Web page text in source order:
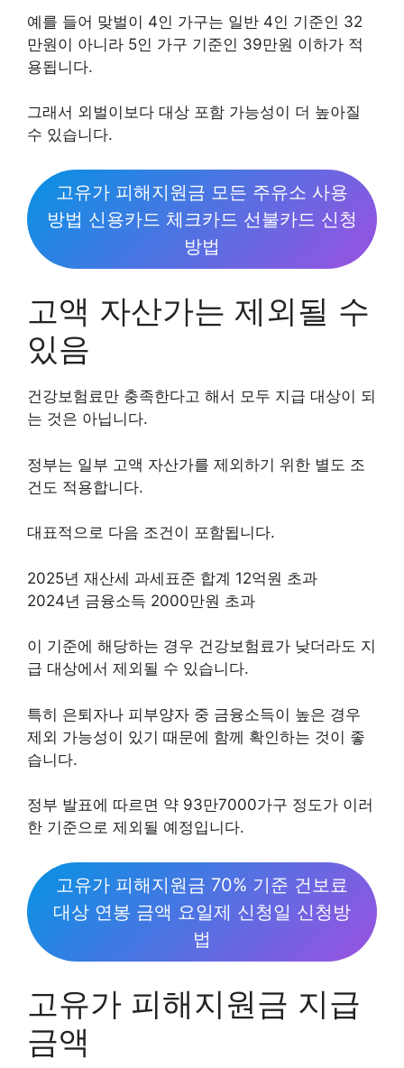
예를 들어 맞벌이 4인 가구는 일반 4인 기준인 32
만원이 아니라 5인 가구 기준인 39만원 이하가 적
용됩니다.
그래서 외벌이보다 대상 포함 가능성이 더 높아질
수 있습니다.
고유가 피해지원금 모든 주유소 사용
방법 신용카드 체크카드 선불카드 신청
방법
고액 자산가는 제외될 수
있음
건강보험료만 충족한다고 해서 모두 지급 대상이 되
는 것은 아닙니다.
정부는 일부 고액 자산가를 제외하기 위한 별도 조
건도 적용합니다.
대표적으로 다음 조건이 포함됩니다.
2025년 재산세 과세표준 합계 12억원 초과
2024년 금융소득 2000만원 초과
이 기준에 해당하는 경우 건강보험료가 낮더라도 지
급 대상에서 제외될 수 있습니다.
특히 은퇴자나 피부양자 중 금융소득이 높은 경우
제외 가능성이 있기 때문에 함께 확인하는 것이 좋
습니다.
정부 발표에 따르면 약 93만7000가구 정도가 이러
한 기준으로 제외될 예정입니다.
고유가 피해지원금 70% 기준 건보료
대상 연봉 금액 요일제 신청일 신청방
법
고유가 피해지원금 지급
금액